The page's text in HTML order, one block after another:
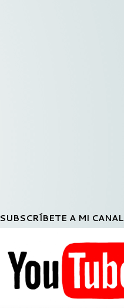
SUBSCRÍBETE A MI CANAL